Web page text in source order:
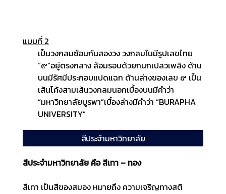
แบบที่ 2
เป็นวงกลมซ้อนกันสองวง วงกลมในมีรูปเลขไทย
“๙”อยู่ตรงกลาง ล้อมรอบด้วยกนกเปลวเพลิง ด้าน
บนมีรัศมีประกอบแปดแฉก ด้านล่างของเลข ๙ เป็น
เส้นโค้งสามเส้นวงกลมนอกเบื้องบนมีคำว่า
“มหาวิทยาลัยบูรพา”เบื้องล่างมีคำว่า “BURAPHA
UNIVERSITY”
สีประจำมหาวิทยาลัย
สีประจำมหาวิทยาลัย คือ สีเทา – ทอง
สีเทา เป็นสีของสมอง หมายถึง ความเจริญทางสติ